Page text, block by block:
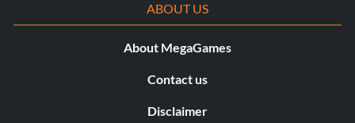
ABOUT US
About MegaGames
Contact us
Disclaimer